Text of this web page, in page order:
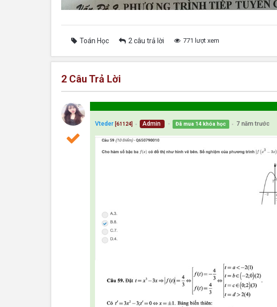
Toán Học 2 câu trả lời 771 lượt xem
2 Câu Trả Lời
Vteder [61124] ● Admin ● Đã mua 14 khóa học ● 7 năm trước